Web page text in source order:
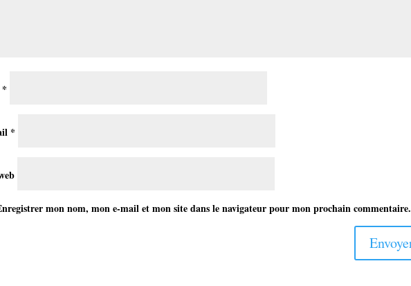
*
*
mon nom, mon e-mail et mon site dans le navigateur pour mon prochain commentaire.